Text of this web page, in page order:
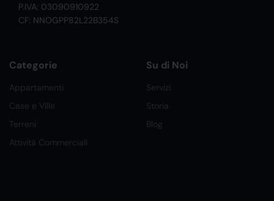
P.IVA: 03090910922
CF: NNOGPP82L22B354S
Categorie
Appartamenti
Case e Ville
Terreni
Attività Commerciali
Su di Noi
Servizi
Storia
Blog